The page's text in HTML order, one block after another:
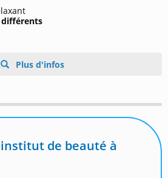
différents
Plus d'infos
de beauté à